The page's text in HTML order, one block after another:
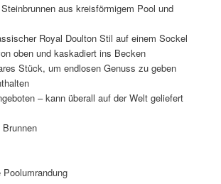
aus kreisförmigem Pool und
Royal Doulton Stil auf einem Sockel
oben und kaskadiert ins Becken
Stück, um endlosen Genuss zu geben
– kann überall auf der Welt geliefert